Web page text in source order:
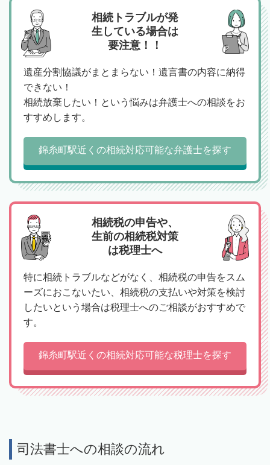
相続トラブルが発
生している場合は
要注意！！
遺産分割協議がまとまらない！遺言書の内容に納得
できない！
相続放棄したい！という悩みは弁護士への相談をお
すすめします。
錦糸町駅近くの相続対応可能な弁護士を探す
相続税の申告や、
生前の相続税対策
は税理士へ
特に相続トラブルなどがなく、相続税の申告をスム
ーズにおこないたい、相続税の支払いや対策を検討
したいという場合は税理士へのご相談がおすすめで
す。
錦糸町駅近くの相続対応可能な税理士を探す
司法書士への相談の流れ